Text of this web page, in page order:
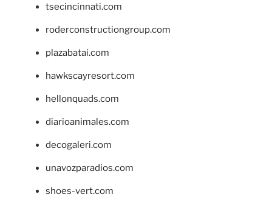
tsecincinnati.com
roderconstructiongroup.com
plazabatai.com
hawkscayresort.com
hellonquads.com
diarioanimales.com
decogaleri.com
unavozparadios.com
shoes-vert.com